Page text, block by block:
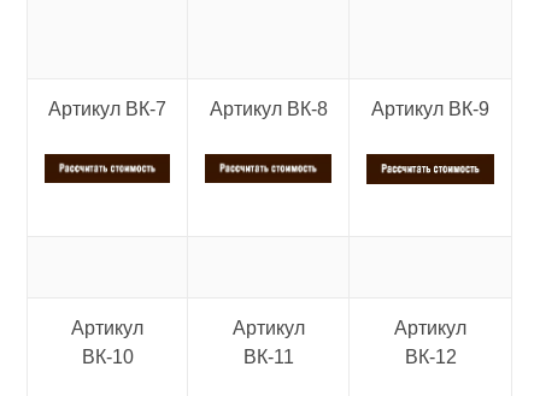
Артикул ВК-7 Артикул ВК-8 Артикул ВК-9
Артикул
ВК-10
Артикул
ВК-11
Артикул
ВК-12